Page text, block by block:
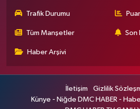
Trafik Durumu
Tüm Manşetler Son
Haber Arşivi
İletişim
Gizlilik
Künye - Niğde DMC HABER -